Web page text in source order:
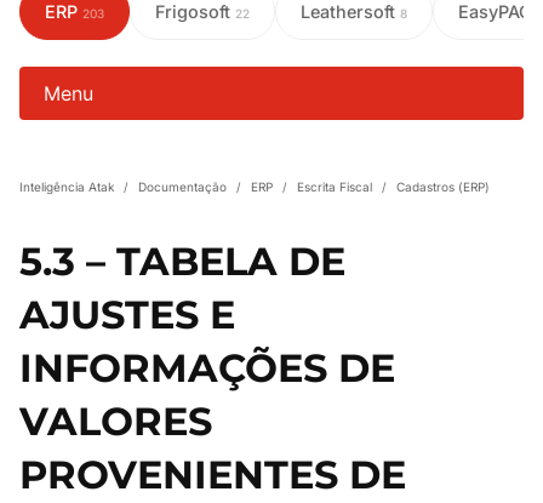
ERP 203 Frigosoft 22 Leathersoft 8 EasyPAC
Menu
Inteligência Atak / Documentação / ERP / Escrita Fiscal / Cadastros (ERP)
5.3 – TABELA DE
AJUSTES E
INFORMAÇÕES DE
VALORES
PROVENIENTES DE